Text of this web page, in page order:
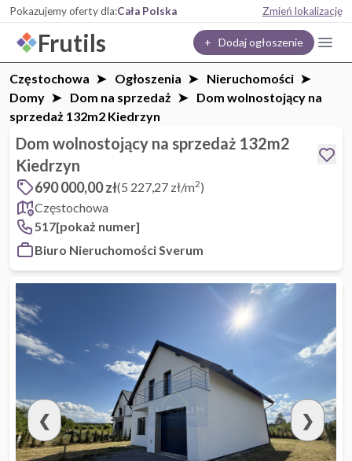
Pokazujemy oferty dla:Cała Polska Zmień lokalizację
Frutils + Dodaj ogłoszenie
Częstochowa Ogłoszenia
Nieruchomości
Domy
Dom na sprzedaż
Dom wolnostojący na
sprzedaż 132m2 Kiedrzyn
Dom wolnostojący na sprzedaż 132m2
Kiedrzyn
690 000,00 zł(5 227,27 zł/m2)
Częstochowa
517[pokaż numer]
Biuro Nieruchomości Sverum
❮ ❯